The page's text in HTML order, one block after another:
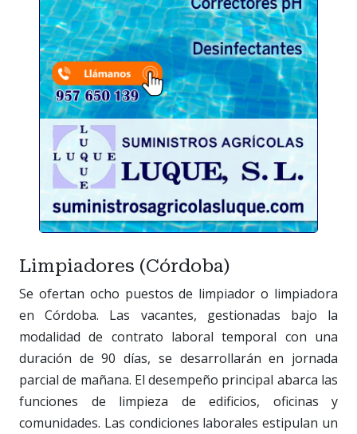
Limpiadores (Córdoba)
Se ofertan ocho puestos de limpiador o limpiadora
en Córdoba. Las vacantes, gestionadas bajo la
modalidad de contrato laboral temporal con una
duración de 90 días, se desarrollarán en jornada
parcial de mañana. El desempeño principal abarca las
funciones de limpieza de edificios, oficinas y
comunidades. Las condiciones laborales estipulan un